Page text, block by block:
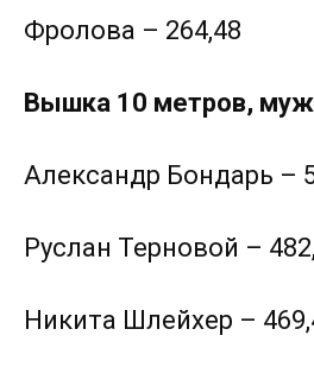
Фролова – 264,48
Вышка 10 метров,
Александр Бондарь –
Руслан Терновой –
Никита Шлейхер –